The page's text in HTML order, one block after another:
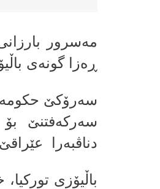
مەسرور
ڕەزا گونەی
سەرۆکێ
سەرکەفتنێ بۆ
دناڤبه‌را
باڵیۆزی